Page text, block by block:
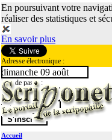
En poursuivant votre
réaliser des statistiques et
En savoir plus
Adresse électronique :
Mot de passe :
dimanche 09 août
Accueil